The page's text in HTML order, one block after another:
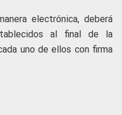
electrónica, deberá
al final de la
uno de ellos con firma